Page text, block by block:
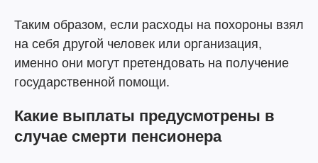
Таким образом, если расходы на похороны взял
на себя другой человек или организация,
именно они могут претендовать на получение
государственной помощи.
Какие выплаты предусмотрены в
случае смерти пенсионера